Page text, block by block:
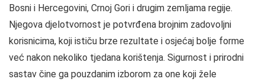
Bosni i Hercegovini, Crnoj Gori i drugim zemljama regije.
Njegova djelotvornost je potvrđena brojnim zadovoljni
korisnicima, koji ističu brze rezultate i osjećaj bolje forme
već nakon nekoliko tjedana korištenja. Sigurnost i prirodni
sastav čine ga pouzdanim izborom za one koji žele